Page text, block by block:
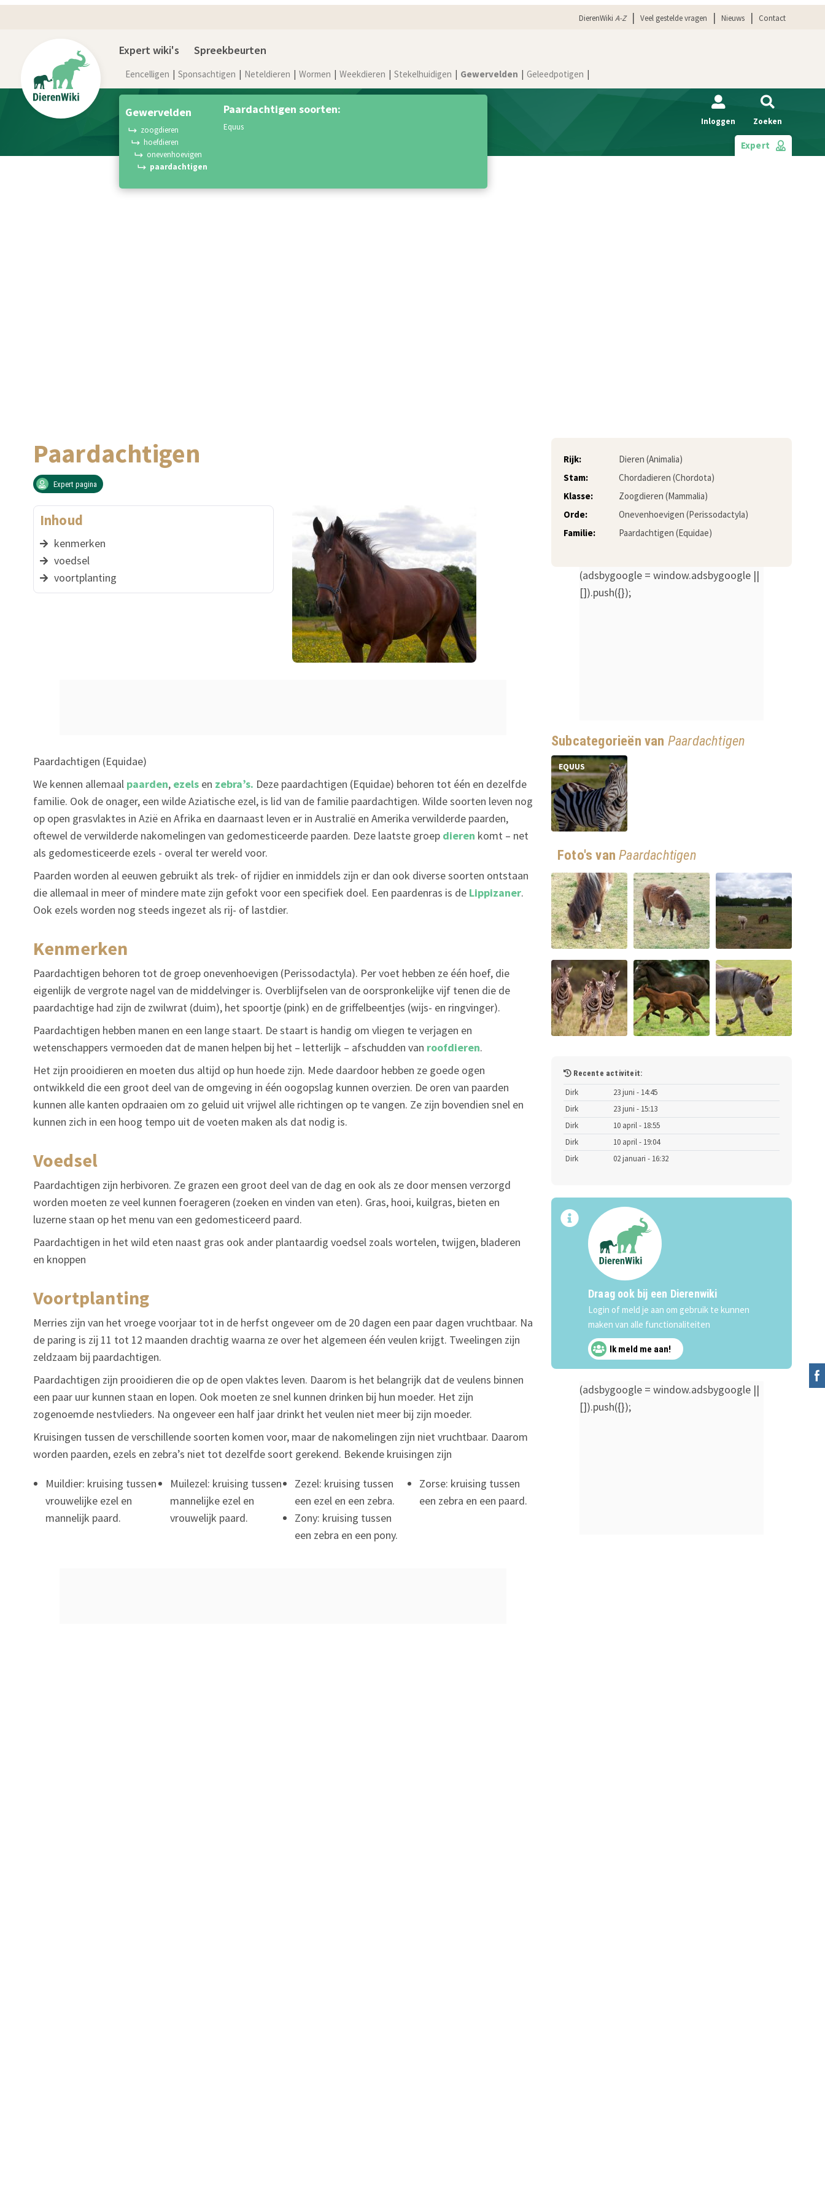
DierenWikiA-Z Veel gestelde vragen Nieuws Contact
Expert wiki's Spreekbeurten
Eencelligen Sponsachtigen Neteldieren Wormen Weekdieren Stekelhuidigen Gewervelden Geleedpotigen
gewervelden
zoogdieren
hoefdieren
onevenhoevigen
paardachtigen
Paardachtigen soorten:
equus
Inloggen Zoeken
Expert
Paardachtigen
Expert pagina
Inhoud
kenmerken
voedsel
voortplanting
Paardachtigen (Equidae)
We kennen allemaal paarden, ezelsen zebra’s. Deze paardachtigen (Equidae) behoren tot één en dezelfde
familie. Ook de onager, een wilde Aziatische ezel, is lid van de familie paardachtigen. Wilde soorten leven nog
op open grasvlaktes in Azië en Afrika en daarnaast leven er in Australië en Amerika verwilderde paarden,
oftewel de verwilderde nakomelingen van gedomesticeerde paarden. Deze laatste groep dieren komt – net
als gedomesticeerde ezels - overal ter wereld voor.
Paarden worden al eeuwen gebruikt als trek- of rijdier en inmiddels zijn er dan ook diverse soorten ontstaan
die allemaal in meer of mindere mate zijn gefokt voor een specifiek doel. Een paardenras is de Lippizaner.
Ook ezels worden nog steeds ingezet als rij- of lastdier.
kenmerken
Paardachtigen behoren tot de groep onevenhoevigen (Perissodactyla). Per voet hebben ze één hoef, die
eigenlijk de vergrote nagel van de middelvinger is. Overblijfselen van de oorspronkelijke vijf tenen die de
paardachtige had zijn de zwilwrat (duim), het spoortje (pink) en de griffelbeentjes (wijs- en ringvinger).
Paardachtigen hebben manen en een lange staart. De staart is handig om vliegen te verjagen en
wetenschappers vermoeden dat de manen helpen bij het – letterlijk – afschudden van roofdieren.
Het zijn prooidieren en moeten dus altijd op hun hoede zijn. Mede daardoor hebben ze goede ogen
ontwikkeld die een groot deel van de omgeving in één oogopslag kunnen overzien. De oren van paarden
kunnen alle kanten opdraaien om zo geluid uit vrijwel alle richtingen op te vangen. Ze zijn bovendien snel en
kunnen zich in een hoog tempo uit de voeten maken als dat nodig is.
voedsel
Paardachtigen zijn herbivoren. Ze grazen een groot deel van de dag en ook als ze door mensen verzorgd
worden moeten ze veel kunnen foerageren (zoeken en vinden van eten). Gras, hooi, kuilgras, bieten en
luzerne staan op het menu van een gedomesticeerd paard.
Paardachtigen in het wild eten naast gras ook ander plantaardig voedsel zoals wortelen, twijgen, bladeren
en knoppen
voortplanting
Merries zijn van het vroege voorjaar tot in de herfst ongeveer om de 20 dagen een paar dagen vruchtbaar. Na
de paring is zij 11 tot 12 maanden drachtig waarna ze over het algemeen één veulen krijgt. Tweelingen zijn
zeldzaam bij paardachtigen.
Paardachtigen zijn prooidieren die op de open vlaktes leven. Daarom is het belangrijk dat de veulens binnen
een paar uur kunnen staan en lopen. Ook moeten ze snel kunnen drinken bij hun moeder. Het zijn
zogenoemde nestvlieders. Na ongeveer een half jaar drinkt het veulen niet meer bij zijn moeder.
Kruisingen tussen de verschillende soorten komen voor, maar de nakomelingen zijn niet vruchtbaar. Daarom
worden paarden, ezels en zebra’s niet tot dezelfde soort gerekend. Bekende kruisingen zijn
Muildier: kruising tussen
vrouwelijke ezel en
mannelijk paard.
Muilezel: kruising tussen
mannelijke ezel en
vrouwelijk paard.
Zezel: kruising tussen
een ezel en een zebra.
Zony: kruising tussen
een zebra en een pony.
Zorse: kruising tussen
een zebra en een paard.
Rijk:
Dieren (Animalia)
Stam:
Chordadieren (Chordota)
Klasse:
Zoogdieren (Mammalia)
Orde:
Onevenhoevigen (Perissodactyla)
Familie:
Paardachtigen (Equidae)
(adsbygoogle = window.adsbygoogle ||
[]).push({});
Subcategorieën van Paardachtigen
EQUUS
Foto's vanPaardachtigen
Recente activiteit:
Dirk
23 juni - 14:45
Dirk
23 juni - 15:13
Dirk
10 april - 18:55
Dirk
10 april - 19:04
Dirk
02 januari - 16:32
Draag ook bij een Dierenwiki
Login of meld je aan om gebruik te kunnen
maken van alle functionaliteiten
Ik meld me aan!
(adsbygoogle = window.adsbygoogle ||
[]).push({});